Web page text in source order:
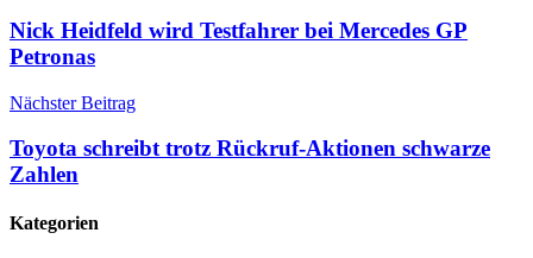
Nick Heidfeld wird Testfahrer bei Mercedes GP
Petronas
Nächster Beitrag
Toyota schreibt trotz Rückruf-Aktionen schwarze
Zahlen
Kategorien